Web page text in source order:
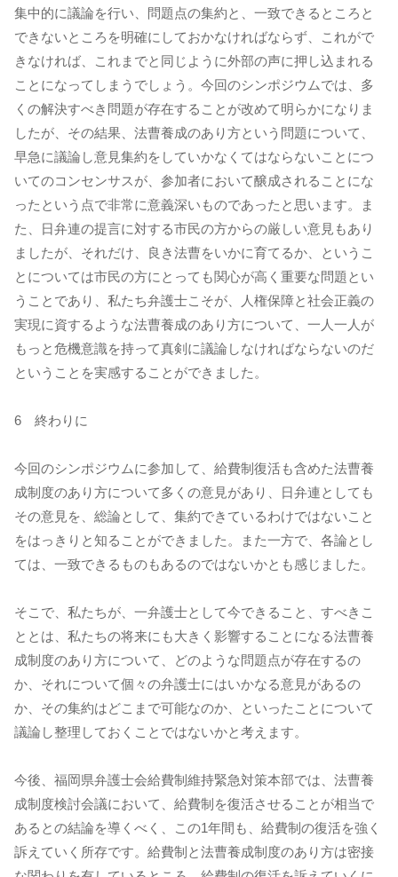
集中的に議論を行い、問題点の集約と、一致できるところと
できないところを明確にしておかなければならず、これがで
きなければ、これまでと同じように外部の声に押し込まれる
ことになってしまうでしょう。今回のシンポジウムでは、多
くの解決すべき問題が存在することが改めて明らかになりま
したが、その結果、法曹養成のあり方という問題について、
早急に議論し意見集約をしていかなくてはならないことにつ
いてのコンセンサスが、参加者において醸成されることにな
ったという点で非常に意義深いものであったと思います。ま
た、日弁連の提言に対する市民の方からの厳しい意見もあり
ましたが、それだけ、良き法曹をいかに育てるか、というこ
とについては市民の方にとっても関心が高く重要な問題とい
うことであり、私たち弁護士こそが、人権保障と社会正義の
実現に資するような法曹養成のあり方について、一人一人が
もっと危機意識を持って真剣に議論しなければならないのだ
ということを実感することができました。
6 終わりに
今回のシンポジウムに参加して、給費制復活も含めた法曹養
成制度のあり方について多くの意見があり、日弁連としても
その意見を、総論として、集約できているわけではないこと
をはっきりと知ることができました。また一方で、各論とし
ては、一致できるものもあるのではないかとも感じました。
そこで、私たちが、一弁護士として今できること、すべきこ
ととは、私たちの将来にも大きく影響することになる法曹養
成制度のあり方について、どのような問題点が存在するの
か、それについて個々の弁護士にはいかなる意見があるの
か、その集約はどこまで可能なのか、といったことについて
議論し整理しておくことではないかと考えます。
今後、福岡県弁護士会給費制維持緊急対策本部では、法曹養
成制度検討会議において、給費制を復活させることが相当で
あるとの結論を導くべく、この1年間も、給費制の復活を強く
訴えていく所存です。給費制と法曹養成制度のあり方は密接